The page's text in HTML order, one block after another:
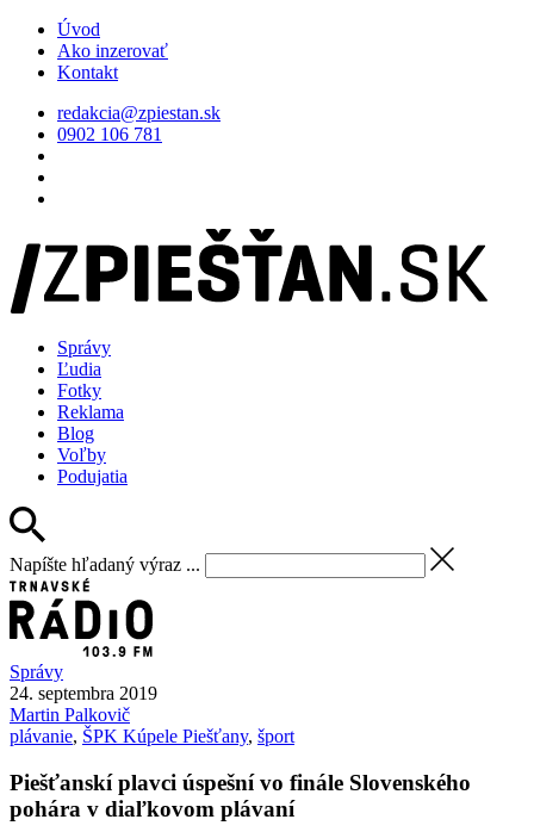
Úvod
Ako inzerovať
Kontakt
redakcia@zpiestan.sk
0902 106 781
Správy
Ľudia
Fotky
Reklama
Blog
Voľby
Podujatia
Napíšte hľadaný výraz ...
Správy
24. septembra 2019
Martin Palkovič
plávanie, ŠPK Kúpele Piešťany, šport
Piešťanskí plavci úspešní vo finále Slovenského
pohára v diaľkovom plávaní